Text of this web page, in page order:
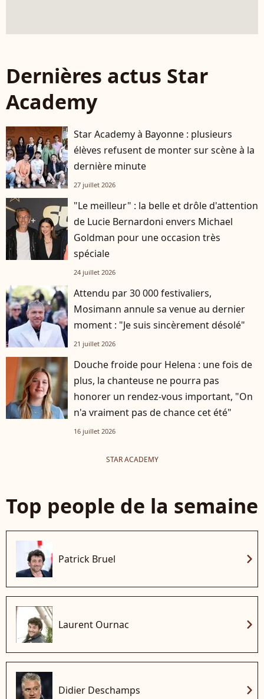
Dernières actus Star
Academy
Star Academy à Bayonne : plusieurs
élèves refusent de monter sur scène à la
dernière minute
27 juillet 2026
"Le meilleur" : la belle et drôle d'attention
de Lucie Bernardoni envers Michael
Goldman pour une occasion très
spéciale
24 juillet 2026
Attendu par 30 000 festivaliers,
Mosimann annule sa venue au dernier
moment : "Je suis sincèrement désolé"
21 juillet 2026
Douche froide pour Helena : une fois de
plus, la chanteuse ne pourra pas
honorer un rendez-vous important, "On
n'a vraiment pas de chance cet été"
16 juillet 2026
STAR ACADEMY
Top people de la semaine
Patrick Bruel chevron_right
Laurent Ournac chevron_right
Didier Deschamps chevron_right